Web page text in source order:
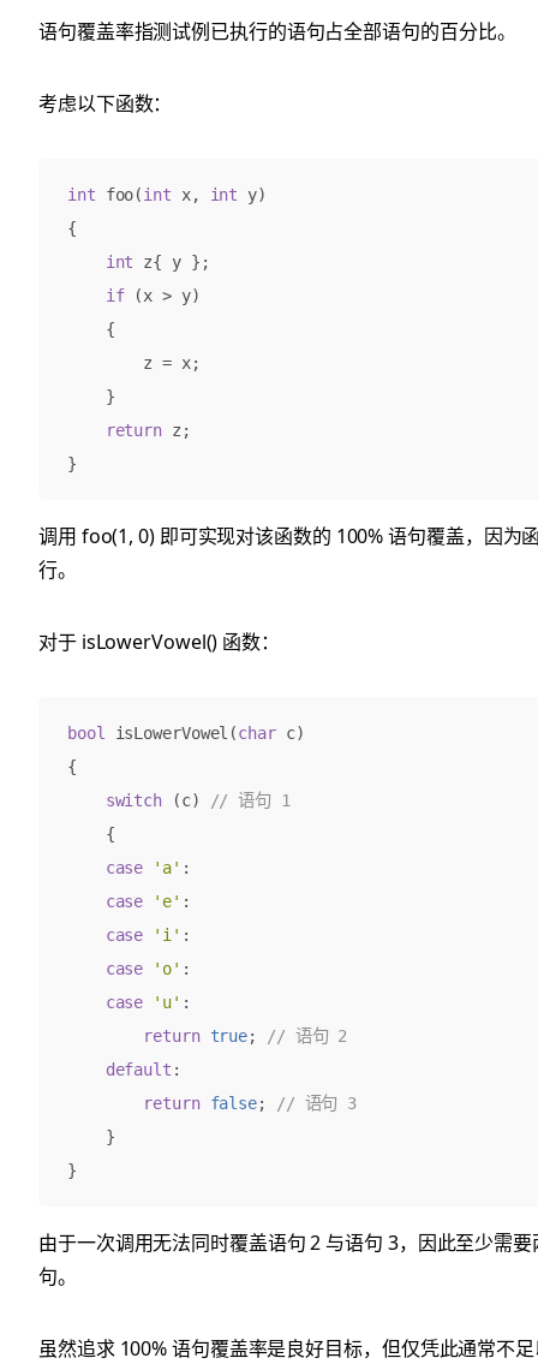
语句覆盖率指测试例已执行的语句占全部语句的百分比。
考虑以下函数：
int foo(int x, int y)
{
int
z{ y };
if
(x > y)
{
z = x;
}
return z ;
}
调用 foo(1, 0) 即可实现对该函数的 100% 语句覆盖，因为
行。
对于 isLowerVowel() 函数：
bool isLowerVowel (char c)
{
switch
(c)
// 语句 1
{
case
'a' :
case
'e' :
case
'i' :
case
'o' :
case
'u' :
return true;
default :
return false;
}
}
由于一次调用无法同时覆盖语句 2 与语句 3，因此至少需
句。
虽然追求 100% 语句覆盖率是良好目标，但仅凭此通常不